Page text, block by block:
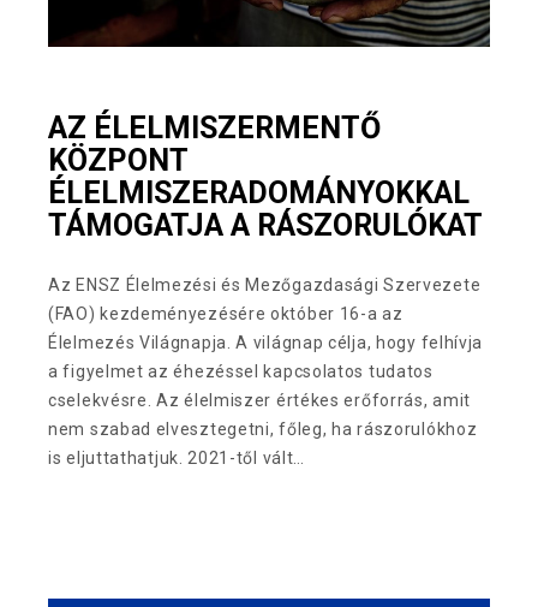
AZ ÉLELMISZERMENTŐ
KÖZPONT
ÉLELMISZERADOMÁNYOKKAL
TÁMOGATJA A RÁSZORULÓKAT
Az ENSZ Élelmezési és Mezőgazdasági Szervezete
(FAO) kezdeményezésére október 16-a az
Élelmezés Világnapja. A világnap célja, hogy felhívja
a figyelmet az éhezéssel kapcsolatos tudatos
cselekvésre. Az élelmiszer értékes erőforrás, amit
nem szabad elvesztegetni, főleg, ha rászorulókhoz
is eljuttathatjuk. 2021-től vált…